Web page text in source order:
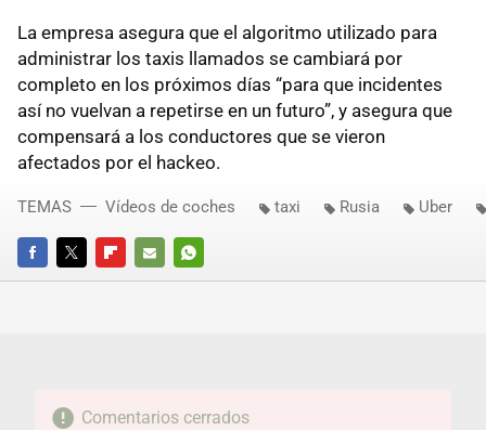
La empresa asegura que el algoritmo utilizado para
administrar los taxis llamados se cambiará por
completo en los próximos días “para que incidentes
así no vuelvan a repetirse en un futuro”, y asegura que
compensará a los conductores que se vieron
afectados por el hackeo.
FACEBOOKTWITTERFLIPBOARD
E-
WHATSAPP
TEMAS Vídeos de coches taxi Rusia Uber
Comentarios cerrados